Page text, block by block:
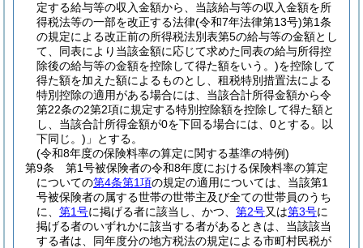
定する給与等の収入金額から、当該給与等の収入金額を所
得税法等の一部を改正する法律(令和7年法律第13号)第1条
の規定による改正前の所得税法別表第5の給与等の金額とし
て、同表により当該金額に応じて求めた同表の給与所得控
除後の給与等の金額を控除して得た額をいう。)を控除して
得た額を加えた額によるものとし、租税特別措置法による
特別控除の適用がある場合には、当該合計所得金額から令
第22条の2第2項に規定する特別控除額を控除して得た額と
し、当該合計所得金額が0を下回る場合には、0とする。以
下同じ。) 」とする。
(令和8年度の保険料率の算定に関する基準の特例)
第9条
第1号被保険者の令和8年度における保険料率の算定
についての第4条第1項の規定の適用については、当該第1
号被保険者の属する世帯の世帯主及び全ての世帯員のうち
に、 第1号に掲げる者に該当し、かつ、 第2号又は第3号に
掲げる者のいずれかに該当する者があるときは、当該該当
する者は、同年度分の地方税法の規定による市町村民税が